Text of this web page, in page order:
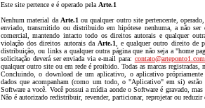
Este site pertence e é operado pela Arte.1
Nenhum material da Arte.1 ou qualquer outro site pertencente,
enviado, transmitido ou distribuido em hipótese nenhuma, a não
comercial, mantendo intacto todo os direitos autorais e qualquer
violação dos direitos autorais da Arte.1 , e qualquer outro direito de
distribuição, ou links a qualquer outra página que não seja a "home
solicitação deverá ser enviada via e-mail para:
qualquer outro site ou em rede é proibido. Todas as marcas
Concluindo, o download de um aplicativo, o aplicativo
dados que acompanham (como um todo, o "Aplicativo" em si) estão
Software a você. Você possui a mídia aonde o Software é gravado,
Não é autorizado redistribuir, revender, particionar, reprojetar ou